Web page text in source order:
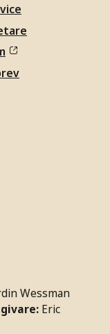
Wessman
Eric